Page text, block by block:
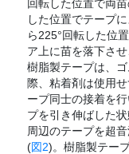
回転した位置で両
した位置でテープ
ら225°回転した位
ア上に苗を落下さ
樹脂製テープは、
際、粘着剤は使用せ
ープ同士の接着を
プを引き伸ばした
周辺のテープを超
(図2)。樹脂製テープ